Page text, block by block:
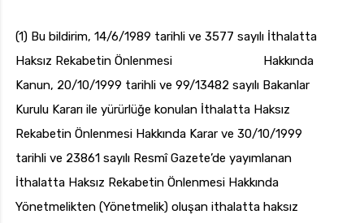
(1) Bu bildirim, 14/6/1989 tarihli ve 3577 sayılı İthalatta
Haksız Rekabetin Önlenmesi Hakkında
Kanun, 20/10/1999 tarihli ve 99/13482 sayılı Bakanlar
Kurulu Kararı ile yürürlüğe konulan İthalatta Haksız
Rekabetin Önlenmesi Hakkında Karar ve 30/10/1999
tarihli ve 23861 sayılı Resmî Gazete’de yayımlanan
İthalatta Haksız Rekabetin Önlenmesi Hakkında
Yönetmelikten (Yönetmelik) oluşan ithalatta haksız